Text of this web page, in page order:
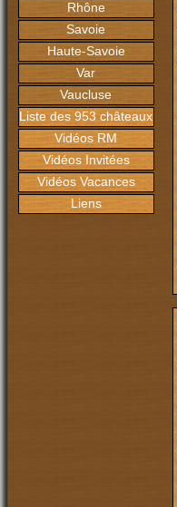
Rhône
Savoie
Haute-Savoie
Var
Vaucluse
Liste des 953 châteaux
Vidéos RM
Vidéos Invitées
Vidéos Vacances
Liens